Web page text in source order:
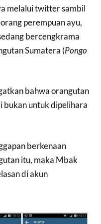
melalui twitter sambil
perempuan ayu,
bercengkrama
Sumatera (Pongo
bahwa orangutan
bukan untuk dipelihara
berkenaan
itu, maka Mbak
di akun